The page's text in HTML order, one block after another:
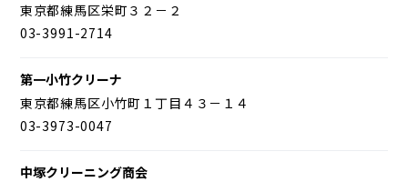
東京都練馬区栄町３２－２
03-3991-2714
第一小竹クリーナ
東京都練馬区小竹町１丁目４３－１４
03-3973-0047
中塚クリーニング商会